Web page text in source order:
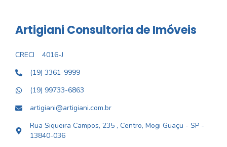
Artigiani Consultoria de Imóveis
CRECI
4016-J
(19) 3361-9999
(19) 99733-6863
artigiani@artigiani.com.br
Rua Siqueira Campos, 235 , Centro, Mogi Guaçu - SP -
13840-036